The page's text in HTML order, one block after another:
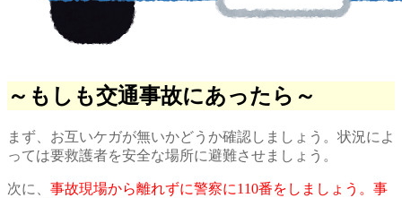
～もしも交通事故にあったら～
まず、お互いケガが無いかどうか確認しましょう。状況によ
っては要救護者を安全な場所に避難させましょう。
次に、 事故現場から離れずに警察に110番をしましょう。事